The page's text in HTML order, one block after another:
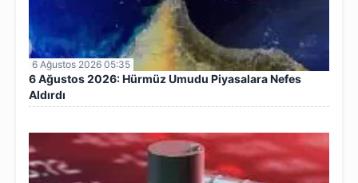
6 Ağustos 2026 05:35
6 Ağustos 2026: Hürmüz Umudu Piyasalara Nefes
Aldırdı